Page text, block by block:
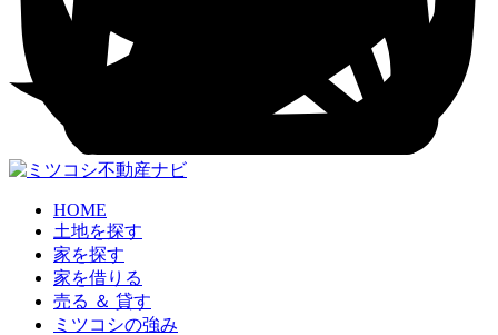
HOME
土地を探す
家を探す
家を借りる
売る ＆ 貸す
ミツコシの強み